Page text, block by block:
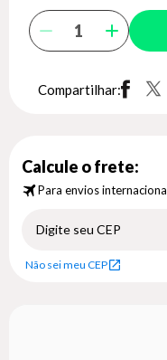
Compartilhar:
Calcule o frete:
Para envios
Não sei meu CEP